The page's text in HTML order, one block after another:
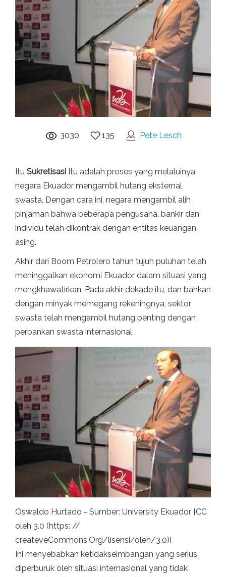
3030 135 Pete Lesch
Itu Sukretisasi Itu adalah proses yang melaluinya
negara Ekuador mengambil hutang eksternal
swasta. Dengan cara ini, negara mengambil alih
pinjaman bahwa beberapa pengusaha, bankir dan
individu telah dikontrak dengan entitas keuangan
asing.
Akhir dari Boom Petrolero tahun tujuh puluhan telah
meninggalkan ekonomi Ekuador dalam situasi yang
mengkhawatirkan. Pada akhir dekade itu, dan bahkan
dengan minyak memegang rekeningnya, sektor
swasta telah mengambil hutang penting dengan
perbankan swasta internasional.
Oswaldo Hurtado - Sumber: University Ekuador [CC
oleh 3.0 (https: //
createveCommons.Org/lisensi/oleh/3.0)]
Ini menyebabkan ketidakseimbangan yang serius,
diperburuk oleh situasi internasional yang tidak